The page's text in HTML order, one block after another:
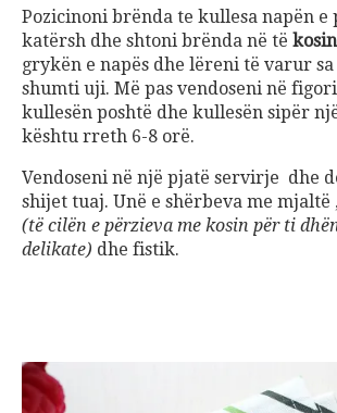
Pozicinoni brënda te kullesa napën e
katërsh dhe shtoni brënda në të
grykën e napës dhe lëreni të varur
shumti uji. Më pas vendoseni në
kullesën poshtë dhe kullesën sipër
kështu rreth 6-8 orë.
Vendoseni në një pjatë servirje dhe
shijet tuaj. Unë e shërbeva me
(të cilën e përzieva me kosin për ti
delikate) dhe fistik.